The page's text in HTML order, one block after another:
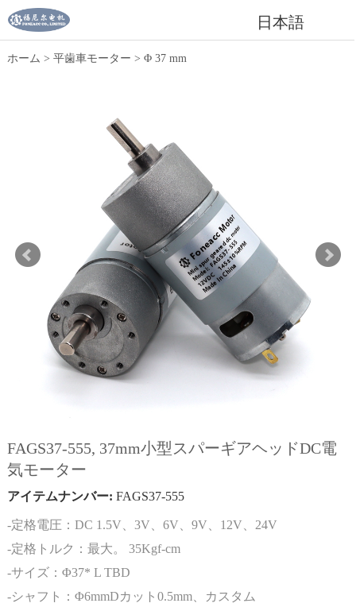
日本語
ホーム > 平歯車モーター > Φ 37 mm
FAGS37-555, 37mm小型スパーギアヘッドDC電
気モーター
アイテムナンバー: FAGS37-555
-定格電圧：DC 1.5V、3V、6V、9V、12V、24V
-定格トルク：最大。 35Kgf-cm
-サイズ：Φ37* L TBD
-シャフト：Φ6mmDカット0.5mm、カスタム